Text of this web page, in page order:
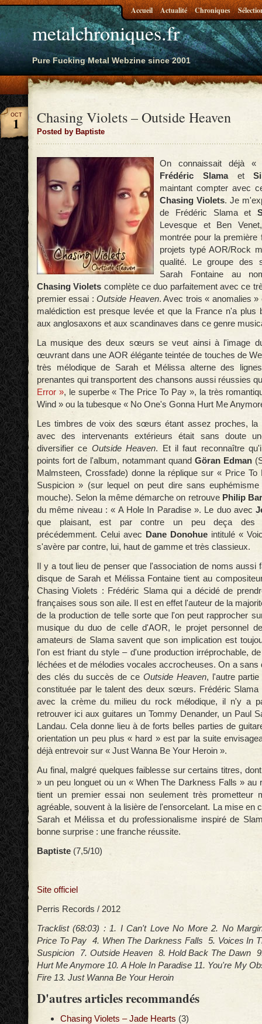
metalchroniques.fr
Pure Fucking Metal Webzine since 2001
Accueil Actualité Chroniques
Chasing Violets – Outside Heaven
Posted by Baptiste
OCT
1
On connaissait déjà «
Frédéric Slamaet
maintant compter avec
Chasing Violets. Je
de Frédéric Slama et
Levesque et Ben
montrée pour la première
projets typé AOR/Rock
qualité. Le groupe des
Sarah Fontaine au
Chasing Violets complète ce duo parfaitement avec ce
premier essai :Outside Heaven. Avec trois « anomalies »
malédiction est presque levée et que la France n'a plus
aux anglosaxons et aux scandinaves dans ce genre
La musique des deux sœurs se veut ainsi à l'image
œuvrant dans une AOR élégante teintée de touches de
très mélodique de Sarah et Mélissa alterne des
prenantes qui transportent des chansons aussi réussies
Error », le superbe « The Price To Pay », la très
Wind » ou la tubesque « No One's Gonna Hurt Me
Les timbres de voix des sœurs étant assez proches, la
avec des intervenants extérieurs était sans doute
diversifier ce Outside Heaven. Et il faut reconnaître
points fort de l'album, notammant quand Göran Edman
Malmsteen, Crossfade) donne la réplique sur « Price
Suspicion » (sur lequel on peut dire sans
mouche). Selon la même démarche on retrouve Philip
du même niveau : « A Hole In Paradise ». Le duo avec
que plaisant, est par contre un peu deça des
précédemment. Celui avec Dane Donohue intitulé «
s'avère par contre, lui, haut de gamme et très classieux.
Il y a tout lieu de penser que l'association de noms aussi
disque de Sarah et Mélissa Fontaine tient au
Chasing Violets : Frédéric Slama qui a décidé de
françaises sous son aile. Il est en effet l'auteur de la
de la production de telle sorte que l'on peut rapprocher
musique du duo de celle d'AOR, le projet personnel
amateurs de Slama savent que son implication est
l'on est friant du style – d'une production irréprochable,
léchées et de mélodies vocales accrocheuses. On a sans
des clés du succès de ce Outside Heaven, l'autre
constituée par le talent des deux sœurs. Frédéric Slama
avec la crème du milieu du rock mélodique, il n'y a
retrouver ici aux guitares un Tommy Denander, un Paul
Landau. Cela donne lieu à de forts belles parties de
orientation un peu plus « hard » est par la suite
déjà entrevoir sur « Just Wanna Be Your Heroin ».
Au final, malgré quelques faiblesse sur certains titres,
» un peu longuet ou un « When The Darkness Falls » au
tient un premier essai non seulement très prometteur
agréable, souvent à la lisière de l'ensorcelant. La mise en
Sarah et Mélissa et du professionalisme inspiré de
bonne surprise : une franche réussite.
Baptiste (7,5/10)
Site officiel
Perris Records / 2012
Tracklist (68:03) : 1. I Can't Love No More 2. No
Price To Pay 4. When The Darkness Falls 5. Voices In
Suspicion 7. Outside Heaven 8. Hold Back The Dawn
Hurt Me Anymore 10. A Hole In Paradise 11. You're My
Fire 13. Just Wanna Be Your Heroin
D'autres articles recommandés
Chasing Violets – Jade Hearts (3)